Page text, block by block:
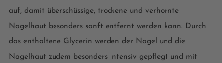
auf, damit überschüssige, trockene und verhornte
Nagelhaut besonders sanft entfernt werden kann. Durch
das enthaltene Glycerin werden der Nagel und die
Nagelhaut zudem besonders intensiv gepflegt und mit